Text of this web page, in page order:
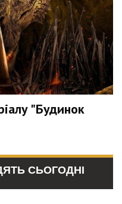
"Будинок
СЬОГОДНІ